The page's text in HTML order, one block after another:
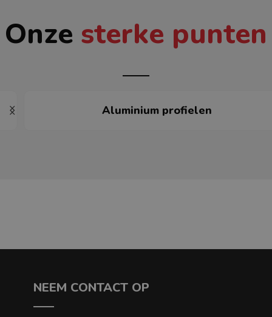
Onze sterke punten
Aluminium profielen
NEEM CONTACT OP